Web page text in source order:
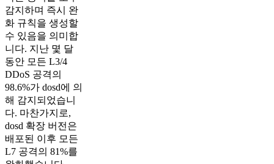
감지하며 즉시 완
화 규칙을 생성할
수 있음을 의미합
니다. 지난 몇 달
동안 모든 L3/4
DDoS 공격의
98.6%가 dosd에 의
해 감지되었습니
다. 마찬가지로,
dosd 확장 버전은
배포된 이후 모든
L7 공격의 81%를